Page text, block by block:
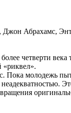
Абрахамс,
четверти
«риквел».
Пока молодежь